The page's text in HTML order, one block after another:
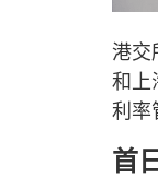
港交
和上
利率
首